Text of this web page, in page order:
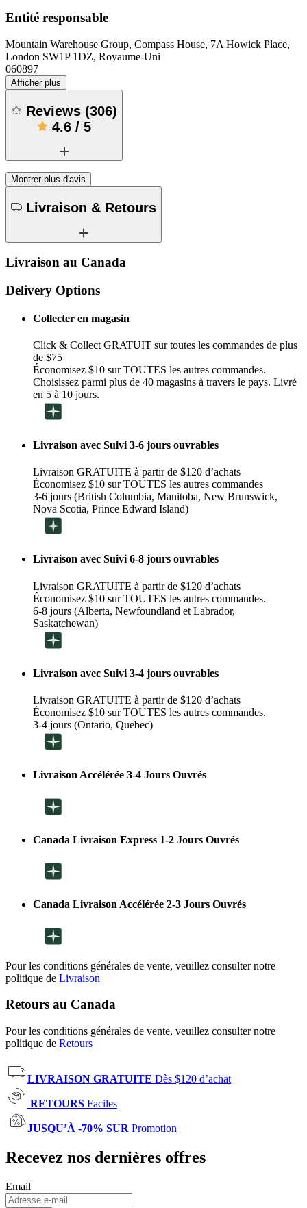
Entité responsable
Mountain Warehouse Group, Compass House, 7A Howick Place,
London SW1P 1DZ, Royaume-Uni
060897
Afficher plus
Reviews (306)
4.6 / 5
Montrer plus d'avis
Livraison & Retours
Livraison au Canada
Delivery Options
Collecter en magasin
Click & Collect GRATUIT sur toutes les commandes de plus
de $75
Économisez $10 sur TOUTES les autres commandes.
Choisissez parmi plus de 40 magasins à travers le pays. Livré
en 5 à 10 jours.
Livraison avec Suivi 3-6 jours ouvrables
Livraison GRATUITE à partir de $120 d’achats
Économisez $10 sur TOUTES les autres commandes
3-6 jours (British Columbia, Manitoba, New Brunswick,
Nova Scotia, Prince Edward Island)
Livraison avec Suivi 6-8 jours ouvrables
Livraison GRATUITE à partir de $120 d’achats
Économisez $10 sur TOUTES les autres commandes.
6-8 jours (Alberta, Newfoundland et Labrador,
Saskatchewan)
Livraison avec Suivi 3-4 jours ouvrables
Livraison GRATUITE à partir de $120 d’achats
Économisez $10 sur TOUTES les autres commandes.
3-4 jours (Ontario, Quebec)
Livraison Accélérée 3-4 Jours Ouvrés
Canada Livraison Express 1-2 Jours Ouvrés
Canada Livraison Accélérée 2-3 Jours Ouvrés
Pour les conditions générales de vente, veuillez consulter notre
politique de Livraison
Retours au Canada
Pour les conditions générales de vente, veuillez consulter notre
politique de Retours
LIVRAISON GRATUITE Dès $120 d’achat
RETOURS Faciles
JUSQU’À -70% SUR Promotion
Recevez nos dernières offres
Email